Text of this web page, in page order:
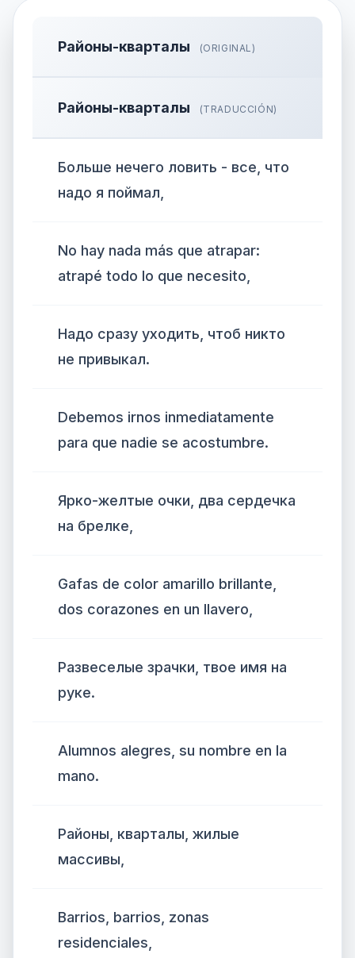
Районы-кварталы (ORIGINAL)
Районы-кварталы (TRADUCCIÓN)
Больше нечего ловить - все, что
надо я поймал,
No hay nada más que atrapar:
atrapé todo lo que necesito,
Надо сразу уходить, чтоб никто
не привыкал.
Debemos irnos inmediatamente
para que nadie se acostumbre.
Ярко-желтые очки, два сердечка
на брелке,
Gafas de color amarillo brillante,
dos corazones en un llavero,
Развеселые зрачки, твое имя на
руке.
Alumnos alegres, su nombre en la
mano.
Районы, кварталы, жилые
массивы,
Barrios, barrios, zonas
residenciales,